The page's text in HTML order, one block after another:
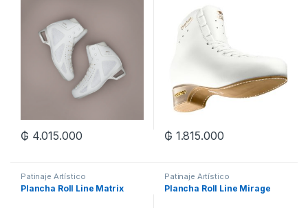
₲ 4.015.000 ₲ 1.815.000
Patinaje Artístico
Plancha Roll Line Matrix
Patinaje Artístico
Plancha Roll Line Mirage